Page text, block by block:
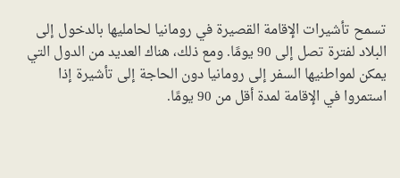
تسمح تأشيرات الإقامة القصيرة في رومانيا لحامليها بالدخول إلى
البلاد لفترة تصل إلى 90 يومًا. ومع ذلك، هناك العديد من الدول التي
يمكن لمواطنيها السفر إلى رومانيا دون الحاجة إلى تأشيرة إذا
استمروا في الإقامة لمدة أقل من 90 يومًا.